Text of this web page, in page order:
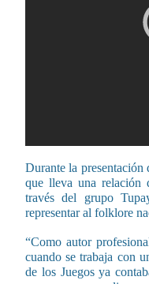
Durante la presentación
que lleva una relación
través del grupo
representar al folklore
“Como autor
cuando se trabaja con
de los Juegos ya